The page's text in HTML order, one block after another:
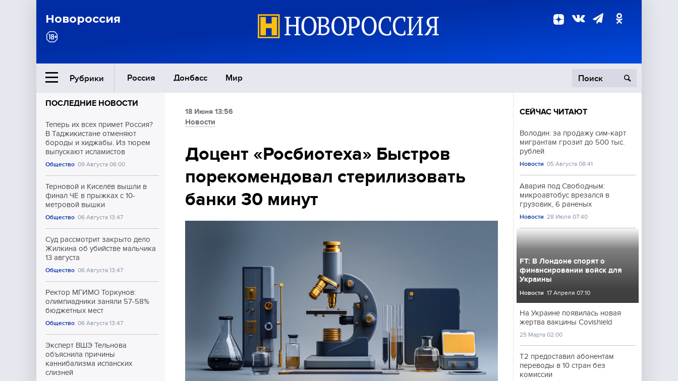
Новороссия
Рубрики Россия Донбасс Мир
Ближний Восток
Общество
Экономика
Происшествия
Культура
Спорт
ПОСЛЕДНИЕ НОВОСТИ
Теперь их всех примет Россия?
В Таджикистане отменяют
бороды и хиджабы. Из тюрем
выпускают исламистов
Общество 09 Августа 06:00
Терновой и Киселёв вышли в
финал ЧЕ в прыжках с 10-
метровой вышки
Общество 06 Августа 13:47
Суд рассмотрит закрыто дело
Жилкина об убийстве мальчика
13 августа
Общество 06 Августа 13:47
Ректор МГИМО Торкунов:
олимпиадники заняли 57-58%
бюджетных мест
Общество 06 Августа 13:47
Эксперт ВШЭ Тельнова
объяснила причины
каннибализма испанских
слизней
18 Июня 13:56
Новости
Доцент «Росбиотеха» Быстров
порекомендовал стерилизовать
банки 30 минут
СЕЙЧАС ЧИТАЮТ
Володин: за продажу сим-карт
мигрантам грозит до 500 тыс.
рублей
Новости 05 Августа 08:41
Авария под Свободным:
микроавтобус врезался в
грузовик, 6 раненых
Новости 28 Июля 07:40
FT: В Лондоне спорят о
финансировании войск для
Украины
Новости 17 Апреля 07:10
На Украине появилась новая
жертва вакцины Covishield
25 Марта 02:00
Т2 предоставил абонентам
переводы в 10 стран без
комиссии